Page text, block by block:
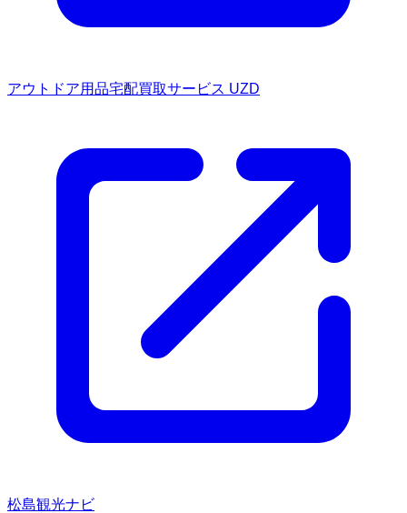
アウトドア用品宅配買取サービス UZD
松島観光ナビ